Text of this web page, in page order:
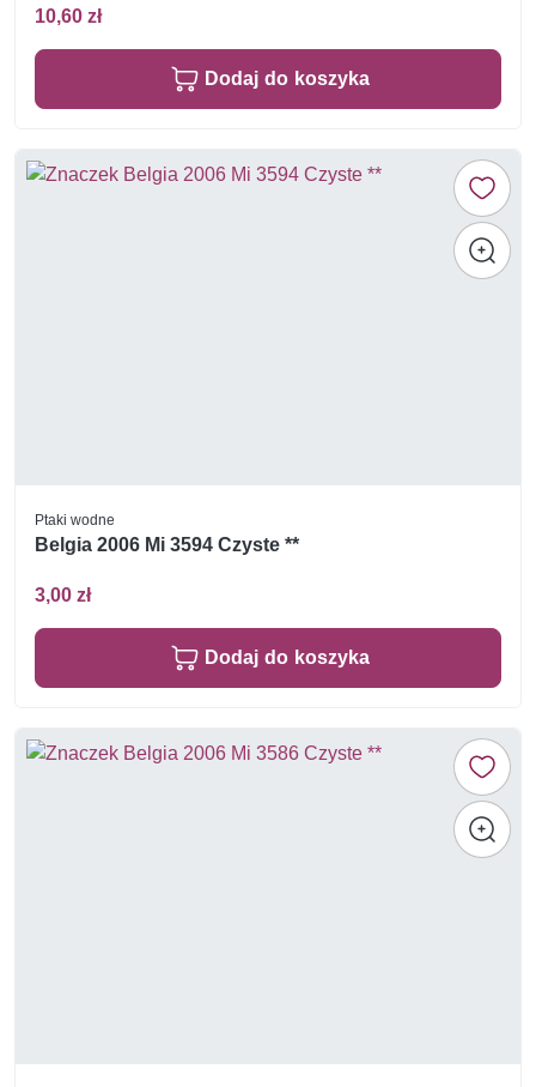
10,60 zł
Dodaj do koszyka
Ptaki wodne
Belgia 2006 Mi 3594 Czyste **
3,00 zł
Dodaj do koszyka